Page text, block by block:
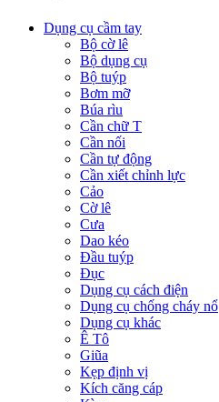
Dụng cụ cầm tay
Bộ cờ lê
Bộ dụng cụ
Bộ tuýp
Bơm mỡ
Búa rìu
Cần chữ T
Cần nối
Cần tự động
Cần xiết chỉnh lực
Cảo
Cờ lê
Cưa
Dao kéo
Đầu tuýp
Đục
Dụng cụ cách điện
Dụng cụ chống cháy nổ
Dụng cụ khác
Ê Tô
Giũa
Kẹp định vị
Kích căng cáp